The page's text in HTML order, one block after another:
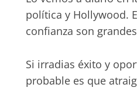
política y Hollywood.
confianza son
Si irradias éxito y
probable es que